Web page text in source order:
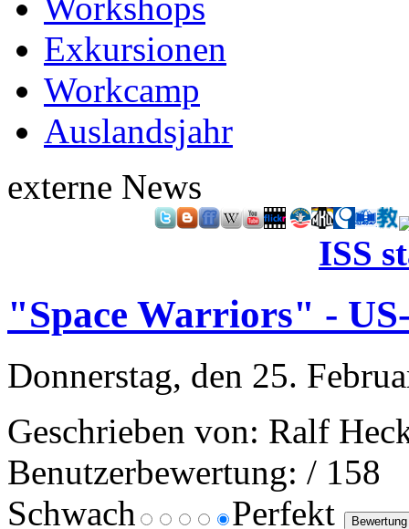
Workshops
Exkursionen
Workcamp
Auslandsjahr
externe News
ISS
"Space Warriors" -
Donnerstag, den 25.
Geschrieben von: Ralf
Benutzerbewertung: / 158
Schwach
Perfekt